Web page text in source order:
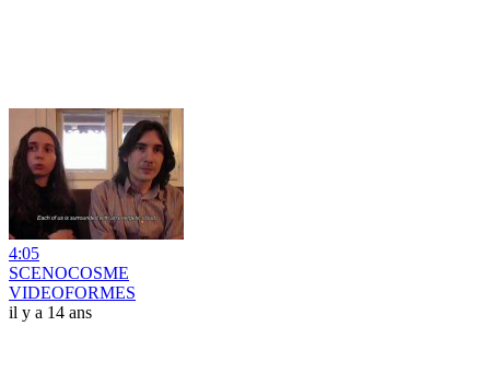
4:05
SCENOCOSME
VIDEOFORMES
il y a 14 ans